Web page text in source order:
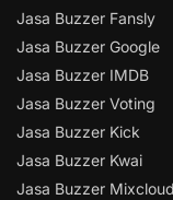
Jasa Buzzer Fansly
Jasa Buzzer Google
Jasa Buzzer IMDB
Jasa Buzzer Voting
Jasa Buzzer Kick
Jasa Buzzer Kwai
Jasa Buzzer Mixcloud